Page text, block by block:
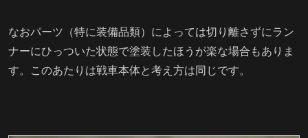
なおパーツ（特に装備品類）によっては切り離さずにラン
ナーにひっついた状態で塗装したほうが楽な場合もありま
す。このあたりは戦車本体と考え方は同じです。